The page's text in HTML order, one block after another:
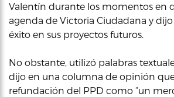
Valentín durante los momentos en
agenda de Victoria Ciudadana y dijo
éxito en sus proyectos futuros.
No obstante, utilizó palabras
dijo en una columna de opinión
refundación del PPD como “un